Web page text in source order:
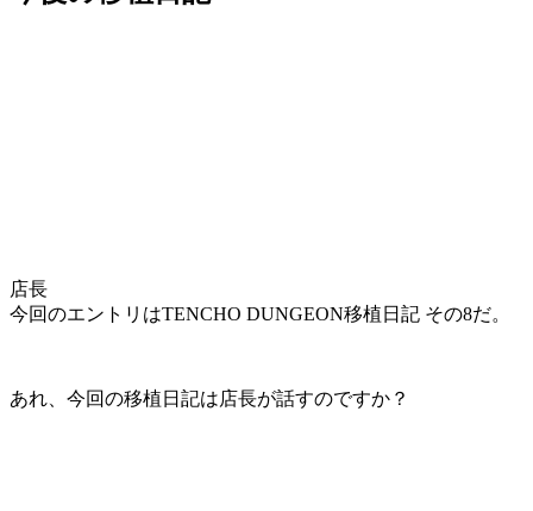
店長
今回のエントリはTENCHO DUNGEON移植日記 その8だ。
あれ、今回の移植日記は店長が話すのですか？